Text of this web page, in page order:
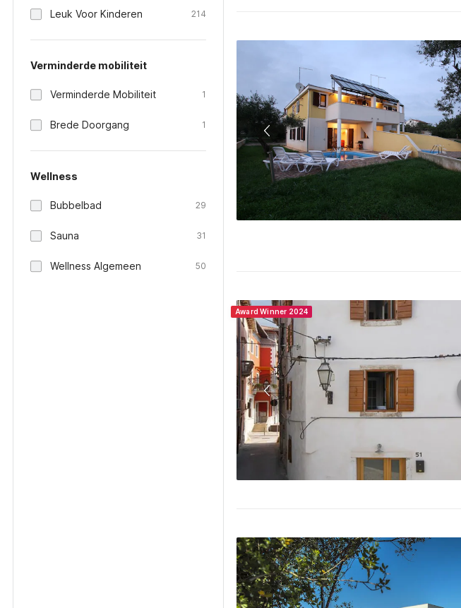
Leuk Voor Kinderen 214
Verminderde mobiliteit
Verminderde Mobiliteit 1
Brede Doorgang 1
Wellness
Bubbelbad 29
Sauna 31
Wellness Algemeen 50
Award Winner 2024